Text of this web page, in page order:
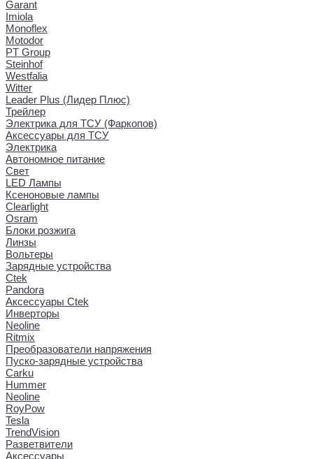
Garant
Imiola
Monoflex
Motodor
PT Group
Steinhof
Westfalia
Witter
Leader Plus (Лидер Плюс)
Трейлер
Электрика для ТСУ (Фаркопов)
Аксессуары для ТСУ
Электрика
Автономное питание
Свет
LED Лампы
Ксеноновые лампы
Clearlight
Osram
Блоки розжига
Линзы
Вольтеры
Зарядные устройства
Ctek
Pandora
Аксессуары Ctek
Инверторы
Neoline
Ritmix
Преобразователи напряжения
Пуско-зарядные устройства
Carku
Hummer
Neoline
RoyPow
Tesla
TrendVision
Разветвители
Аксессуары